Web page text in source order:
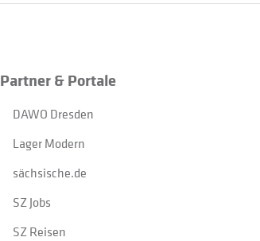
Partner & Portale
DAWO Dresden
Lager Modern
sächsische.de
SZ Jobs
SZ Reisen